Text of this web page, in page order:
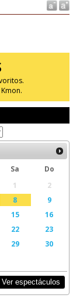
Sa
Do
1
2
8
9
15
16
22
23
29
30
Ver espectáculos